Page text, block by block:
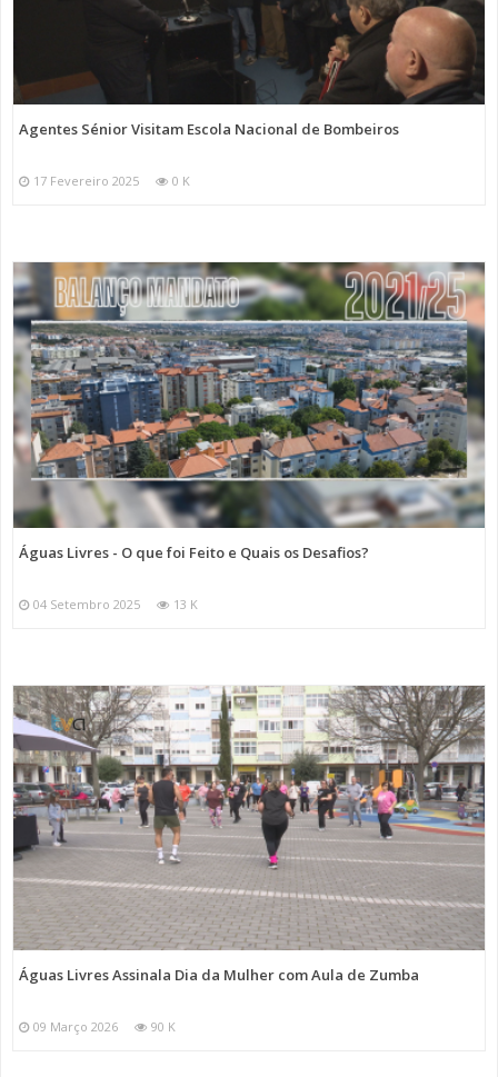
Agentes Sénior Visitam Escola Nacional de Bombeiros
17 Fevereiro 2025 0 K
Águas Livres - O que foi Feito e Quais os Desafios?
04 Setembro 2025 13 K
Águas Livres Assinala Dia da Mulher com Aula de Zumba
09 Março 2026 90 K